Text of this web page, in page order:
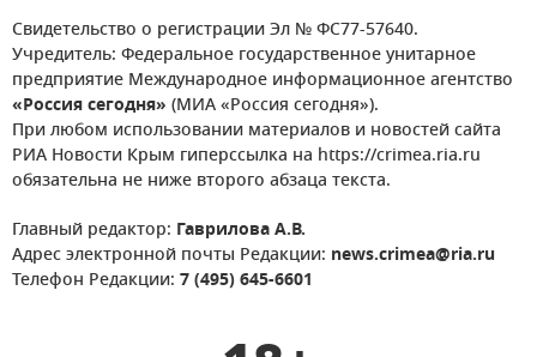
Свидетельство о регистрации Эл № ФС77-57640.
Учредитель: Федеральное государственное унитарное
предприятие Международное информационное агентство
«Россия сегодня» (МИА «Россия сегодня»).
При любом использовании материалов и новостей сайта
РИА Новости Крым гиперссылка на https://crimea.ria.ru
обязательна не ниже второго абзаца текста.
Главный редактор: Гаврилова А.В.
Адрес электронной почты Редакции: news.crimea@ria.ru
Телефон Редакции: 7 (495) 645-6601